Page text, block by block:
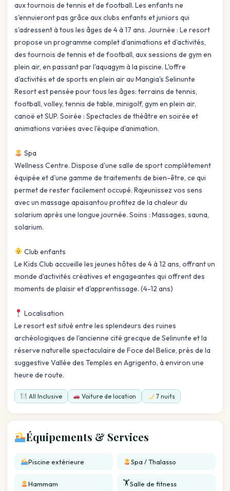
aux tournois de tennis et de football. Les enfants ne
s'ennuieront pas grâce aux clubs enfants et juniors qui
s'adressent à tous les âges de 4 à 17 ans. Journée : Le resort
propose un programme complet d'animations et d'activités,
des tournois de tennis et de football, aux sessions de gym en
plein air, en passant par l'aquagym à la piscine. L'offre
d'activités et de sports en plein air au Mangia's Selinunte
Resort est pensée pour tous les âges: terrains de tennis,
football, volley, tennis de table, minigolf, gym en plein air,
canoë et SUP. Soirée : Spectacles de théâtre en soirée et
animations variées avec l'équipe d'animation.
Spa
Wellness Centre. Dispose d'une salle de sport complètement
équipée et d'une gamme de traitements de bien-être, ce qui
permet de rester facilement occupé. Rajeunissez vos sens
avec un massage apaisantou profitez de la chaleur du
solarium après une longue journée. Soins : Massages, sauna,
solarium.
Club enfants
Le Kids Club accueille les jeunes hôtes de 4 à 12 ans, offrant un
monde d'activités créatives et engageantes qui offrent des
moments de plaisir et d'apprentissage. (4-12 ans)
Localisation
Le resort est situé entre les splendeurs des ruines
archéologiques de l'ancienne cité grecque de Selinunte et la
réserve naturelle spectaculaire de Foce del Belice, près de la
suggestive Vallée des Temples en Agrigento, à environ une
heure de route.
All Inclusive Voiture de location 7 nuits
Équipements & Services
Piscine extérieure Spa / Thalasso
Hammam 🏋️Salle de fitness